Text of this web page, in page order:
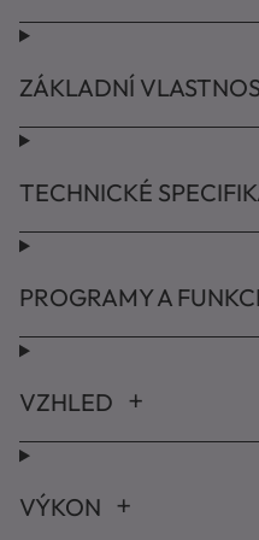
ZÁKLADNÍ
TECHNICKÉ
PROGRAMY A
VZHLED
VÝKON